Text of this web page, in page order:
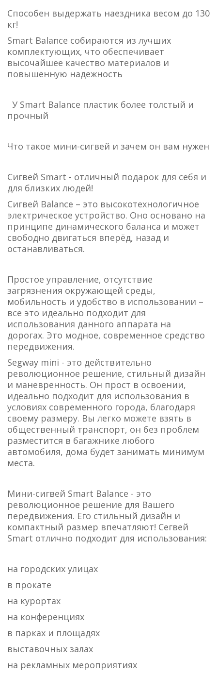
Способен выдержать наездника весом до 130
кг!
Smart Balance собираются из лучших
комплектующих, что обеспечивает
высочайшее качество материалов и
повышенную надежность
У Smart Balance пластик более толстый и
прочный
Что такое мини-сигвей и зачем он вам нужен
Сигвей Smart - отличный подарок для себя и
для близких людей!
Сигвей Balance – это высокотехнологичное
электрическое устройство. Оно основано на
принципе динамического баланса и может
свободно двигаться вперёд, назад и
останавливаться.
Простое управление, отсутствие
загрязнения окружающей среды,
мобильность и удобство в использовании –
все это идеально подходит для
использования данного аппарата на
дорогах. Это модное, современное средство
передвижения.
Segway mini - это действительно
революционное решение, стильный дизайн
и маневренность. Он прост в освоении,
идеально подходит для использования в
условиях современного города, благодаря
своему размеру. Вы легко можете взять в
общественный транспорт, он без проблем
разместится в багажнике любого
автомобиля, дома будет занимать минимум
места.
Мини-сигвей Smart Balance - это
революционное решение для Вашего
передвижения. Его стильный дизайн и
компактный размер впечатляют! Сегвей
Smart отлично подходит для использования:
на городских улицах
в прокате
на курортах
на конференциях
в парках и площадях
выставочных залах
на рекламных мероприятиях